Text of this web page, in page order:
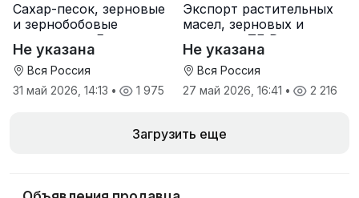
Сахар-песок, зерновые
и зернобобовые
культуры от Елань-
Коленовский СЗ
Не указана
Вся Россия
31 май 2026, 14:13 • 1 975
Экспорт растительных
масел, зерновых и
шрота от ТД Русагро
Не указана
Вся Россия
27 май 2026, 16:41 • 2 216
Загрузить еще